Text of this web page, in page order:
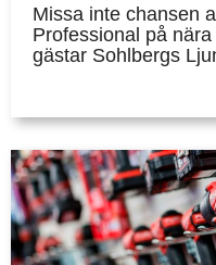
Missa inte chansen
Professional på
gästar Sohlbergs